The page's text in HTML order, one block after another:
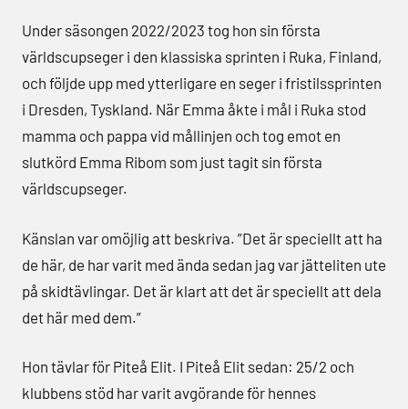
Under säsongen 2022/2023 tog hon sin första
världscupseger i den klassiska sprinten i Ruka, Finland,
och följde upp med ytterligare en seger i fristilssprinten
i Dresden, Tyskland. När Emma åkte i mål i Ruka stod
mamma och pappa vid mållinjen och tog emot en
slutkörd Emma Ribom som just tagit sin första
världscupseger.
Känslan var omöjlig att beskriva. ”Det är speciellt att ha
de här, de har varit med ända sedan jag var jätteliten ute
på skidtävlingar. Det är klart att det är speciellt att dela
det här med dem.”
Hon tävlar för Piteå Elit. I Piteå Elit sedan: 25/2 och
klubbens stöd har varit avgörande för hennes